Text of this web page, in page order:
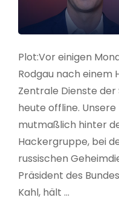
Plot:Vor einigen
Rodgau nach einem
Zentrale Dienste
heute offline.
mutmaßlich hinter
Hackergruppe, bei
russischen
Präsident des
Kahl, hält …